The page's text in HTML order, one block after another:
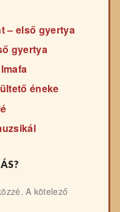
– első gyertya
gyertya
éneke
A kötelező